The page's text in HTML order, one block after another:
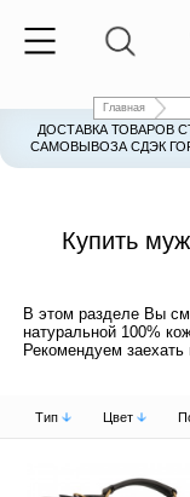
Главная
ДОСТАВКА ТОВАРОВ
САМОВЫВОЗА СДЭК
Купить
В этом разделе Вы
натуральной 100%
Рекомендуем
Тип Цвет